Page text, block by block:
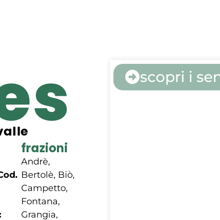
frazioni
Andrè,
Bertolè, Biò,
Campetto,
Fontana,
Grangia,
scopri i